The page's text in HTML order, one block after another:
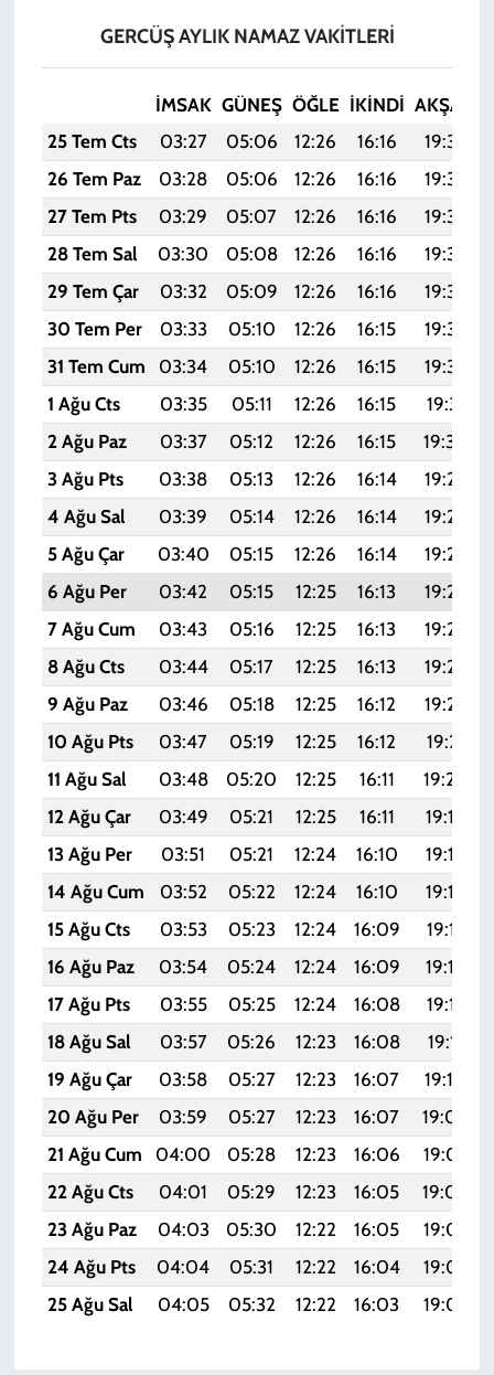
GERCÜŞ AYLIK NAMAZ VAKITLERI
İMSAK GÜNEŞ ÖĞLE İKINDI AKŞAM
25 Tem Cts
03:27 05:06 12:26 16:16 19:37
26 Tem Paz
03:28 05:06 12:26 16:16 19:36
27 Tem Pts
03:29 05:07 12:26 16:16 19:35
28 Tem Sal
03:30 05:08 12:26 16:16 19:34
29 Tem Çar
03:32 05:09 12:26 16:16 19:33
30 Tem Per
03:33 05:10 12:26 16:15 19:32
31 Tem Cum
03:34 05:10 12:26 16:15 19:32
1 Ağu Cts
03:35 05:11 12:26 16:15 19:31
2 Ağu Paz
03:37 05:12 12:26 16:15 19:30
3 Ağu Pts
03:38 05:13 12:26 16:14 19:29
4 Ağu Sal
03:39 05:14 12:26 16:14 19:28
5 Ağu Çar
03:40 05:15 12:26 16:14 19:27
6 Ağu Per
03:42 05:15 12:25 16:13 19:26
7 Ağu Cum
03:43 05:16 12:25 16:13 19:24
8 Ağu Cts
03:44 05:17 12:25 16:13 19:23
9 Ağu Paz
03:46 05:18 12:25 16:12 19:22
10 Ağu Pts
03:47 05:19 12:25 16:12 19:21
11 Ağu Sal
03:48 05:20 12:25 16:11 19:20
12 Ağu Çar
03:49 05:21 12:25 16:11 19:19
13 Ağu Per
03:51 05:21 12:24 16:10 19:18
14 Ağu Cum
03:52 05:22 12:24 16:10 19:16
15 Ağu Cts
03:53 05:23 12:24 16:09 19:15
16 Ağu Paz
03:54 05:24 12:24 16:09 19:14
17 Ağu Pts
03:55 05:25 12:24 16:08 19:13
18 Ağu Sal
03:57 05:26 12:23 16:08 19:11
19 Ağu Çar
03:58 05:27 12:23 16:07 19:10
20 Ağu Per
03:59 05:27 12:23 16:07 19:09
21 Ağu Cum
04:00 05:28 12:23 16:06 19:07
22 Ağu Cts
04:01 05:29 12:23 16:05 19:06
23 Ağu Paz
04:03 05:30 12:22 16:05 19:05
24 Ağu Pts
04:04 05:31 12:22 16:04 19:03
25 Ağu Sal
04:05 05:32 12:22 16:03 19:02